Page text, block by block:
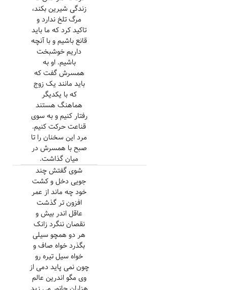
زندگی شیرین بکند،
مرگ تلخ ندارد و
تاکید کرد که ما باید
قانع باشیم و با آنچه
داریم خوشبخت
باشیم. او به
همسرش گفت که
باید مانند یک زوج
که با یکدیگر
هماهنگ هستند
رفتار کنیم و به سوی
قناعت حرکت کنیم.
مرد این سخنان را تا
صبح با همسرش در
میان گذاشت.
شوی گفتش چند
جویی دخل و کشت
خود چه ماند از عمر
افزون تر گذشت
عاقل اندر بیش و
نقصان ننگرد زانک
هر دو همچو سیلی
بگذرد خواه صاف و
خواه سیل تیره رو
چون نمی پاید دمی از
وی مگو اندرین عالم